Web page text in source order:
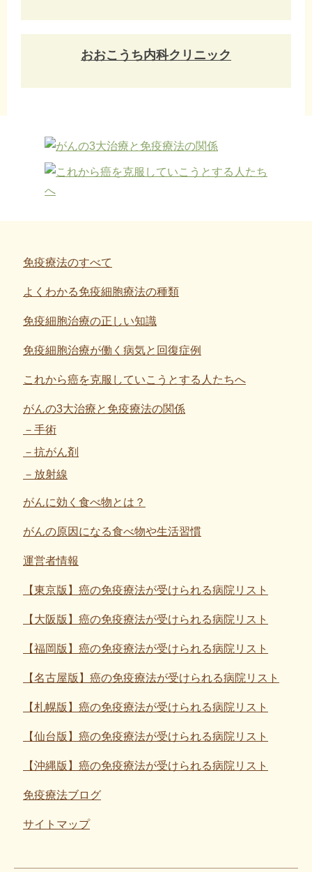
おおこうち内科クリニック
免疫療法のすべて
よくわかる免疫細胞療法の種類
免疫細胞治療の正しい知識
免疫細胞治療が働く病気と回復症例
これから癌を克服していこうとする人たちへ
がんの3大治療と免疫療法の関係
手術
抗がん剤
放射線
がんに効く食べ物とは？
がんの原因になる食べ物や生活習慣
運営者情報
【東京版】癌の免疫療法が受けられる病院リスト
【大阪版】癌の免疫療法が受けられる病院リスト
【福岡版】癌の免疫療法が受けられる病院リスト
【名古屋版】癌の免疫療法が受けられる病院リスト
【札幌版】癌の免疫療法が受けられる病院リスト
【仙台版】癌の免疫療法が受けられる病院リスト
【沖縄版】癌の免疫療法が受けられる病院リスト
免疫療法ブログ
サイトマップ